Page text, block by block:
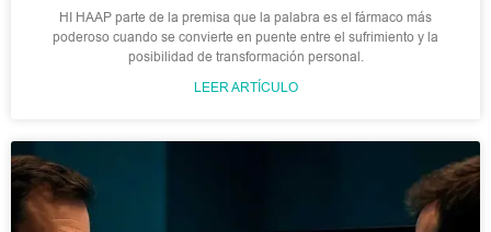
HI HAAP parte de la premisa que la palabra es el fármaco más
poderoso cuando se convierte en puente entre el sufrimiento y la
posibilidad de transformación personal.
LEER ARTÍCULO